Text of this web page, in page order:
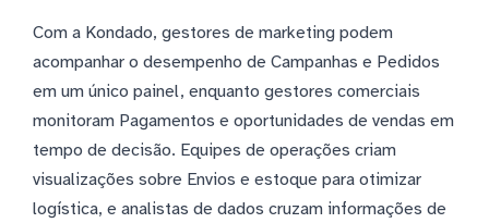
Com a Kondado, gestores de marketing podem
acompanhar o desempenho de Campanhas e Pedidos
em um único painel, enquanto gestores comerciais
monitoram Pagamentos e oportunidades de vendas em
tempo de decisão. Equipes de operações criam
visualizações sobre Envios e estoque para otimizar
logística, e analistas de dados cruzam informações de